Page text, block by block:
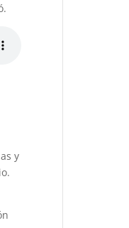
y